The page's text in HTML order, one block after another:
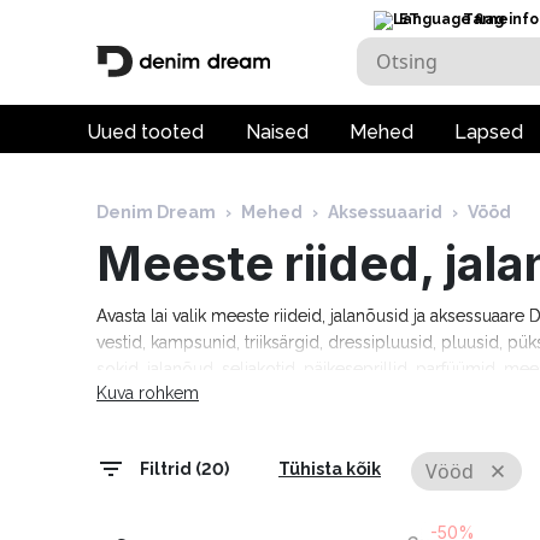
ET Tarneinfo
Uued tooted Naised Mehed Lapsed
Denim Dream › Mehed › Aksessuaarid › Vööd
Meeste riided,
Avasta lai valik meeste riideid, jalanõusid ja
vestid, kampsunid, triiksärgid, dressipluusid, pluusid,
moebrändidelt nagu Guess, Tommy Hilfiger, Calvin
Kuva rohkem
Filtrid (20) Tühista kõik Vööd
-50%